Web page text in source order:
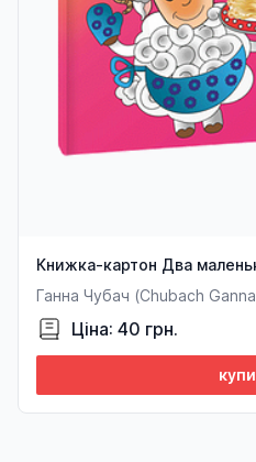
Книжка-картон Два
Ганна Чубач (Chubach
Ціна: 40 грн.